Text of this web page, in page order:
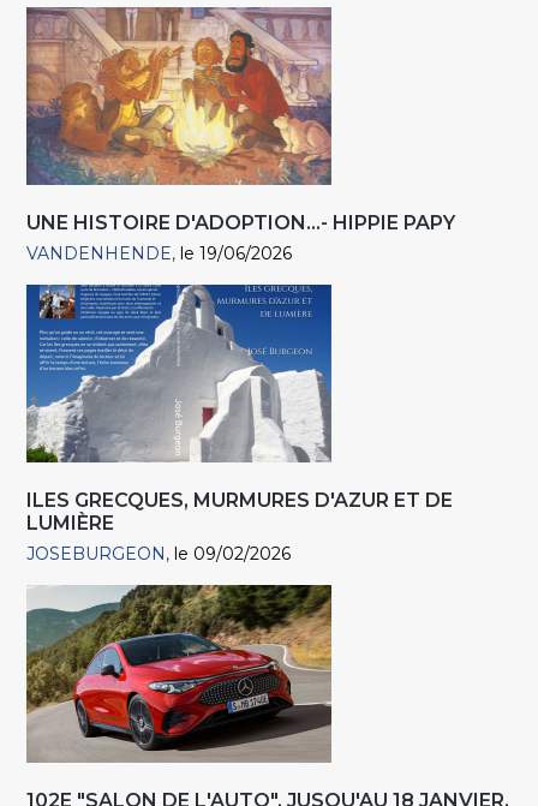
UNE HISTOIRE D'ADOPTION...- HIPPIE PAPY
VANDENHENDE le 19/06/2026
ILES GRECQUES, MURMURES D'AZUR ET DE
LUMIÈRE
JOSEBURGEON le 09/02/2026
102E "SALON DE L'AUTO", JUSQU'AU 18 JANVIER,